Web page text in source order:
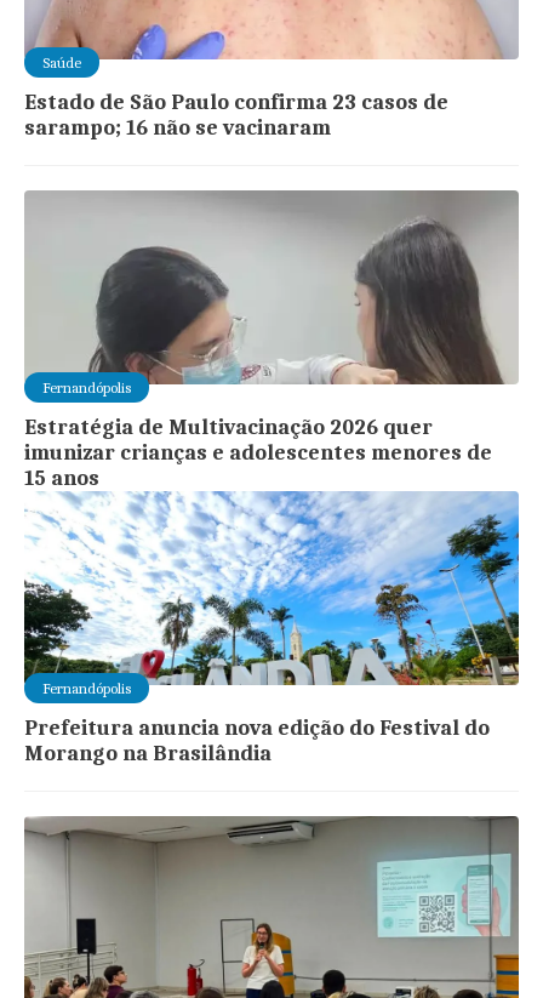
Saúde
Estado de São Paulo confirma 23 casos de
sarampo; 16 não se vacinaram
Fernandópolis
Estratégia de Multivacinação 2026 quer
imunizar crianças e adolescentes menores de
15 anos
Fernandópolis
Prefeitura anuncia nova edição do Festival do
Morango na Brasilândia